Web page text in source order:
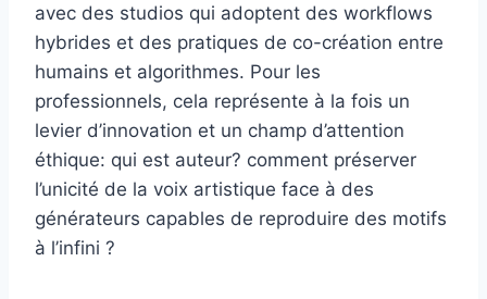
avec des studios qui adoptent des workflows
hybrides et des pratiques de co-création entre
humains et algorithmes. Pour les
professionnels, cela représente à la fois un
levier d’innovation et un champ d’attention
éthique: qui est auteur? comment préserver
l’unicité de la voix artistique face à des
générateurs capables de reproduire des motifs
à l’infini ?